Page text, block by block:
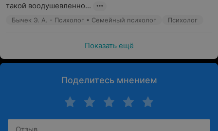
такой воодушевленно...
Бычек Э. А. - Психолог • Семейный психолог Психолог
Показать ещё
Поделитесь мнением